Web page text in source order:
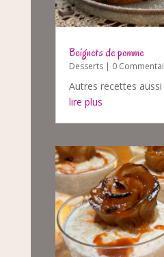
Beignets de pomme
Desserts| 0
Autres recettes
lire plus